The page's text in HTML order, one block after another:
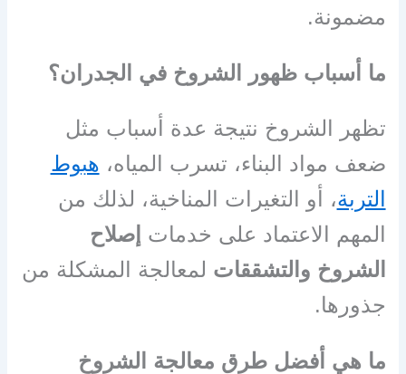
مضمونة.
ما أسباب ظهور الشروخ في الجدران؟
تظهر الشروخ نتيجة عدة أسباب مثل
ضعف مواد البناء، تسرب المياه، هبوط
التربة، أو التغيرات المناخية، لذلك من
المهم الاعتماد على خدمات إصلاح
الشروخ والتشققات لمعالجة المشكلة من
جذورها.
ما هي أفضل طرق معالجة الشروخ